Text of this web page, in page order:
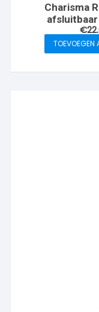
Charisma
€
TOEVOEGEN